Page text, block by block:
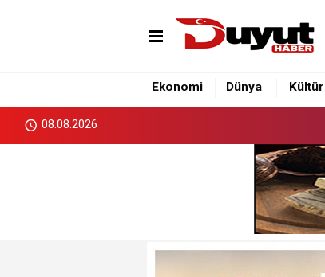
Ekonomi Dünya Kültür
08.08.2026